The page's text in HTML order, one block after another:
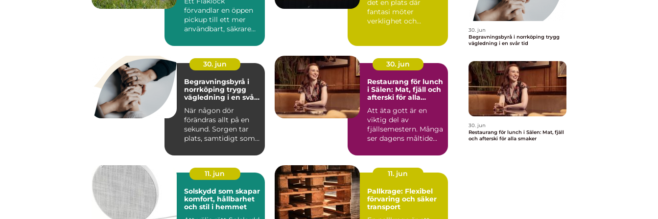
förvandlar en öppen
pickup till ett mer
användbart, säkrare
lastutrymme. Gen...
det en plats där
fantasi möter
verklighet och
30. jun
Begravningsbyrå i
norrköping trygg
vägledning i en svår
När någon dör
förändras allt på en
sekund. Sorgen tar
plats, samtidigt som
kräver s...
30. jun
Restaurang för lunch
i Sälen: Mat, fjäll och
afterski för alla
Att äta gott är en
viktig del av
fjällsemestern. Många
ser dagens måltide...
11. jun
Solskydd som skapar
komfort, hållbarhet
och stil i hemmet
11. jun
Pallkrage: Flexibel
förvaring och säker
transport
30. jun
Begravningsbyrå i norrköping trygg
vägledning i en svår tid
30. jun
Restaurang för lunch i Sälen: Mat, fjäll
och afterski för alla smaker